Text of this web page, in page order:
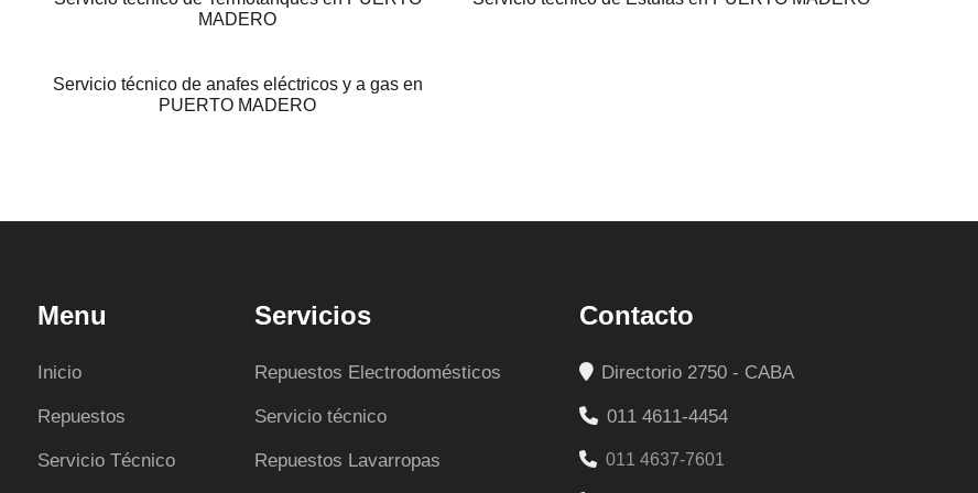
MADERO
Servicio técnico de anafes eléctricos y a gas en
PUERTO MADERO
Menu
Inicio
Repuestos
Servicio Técnico
Servicios
Repuestos Electrodomésticos
Servicio técnico
Repuestos Lavarropas
Contacto
Directorio 2750 - CABA
011 4611-4454
011 4637-7601